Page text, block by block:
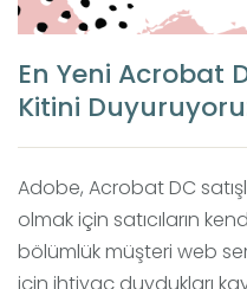
En Yeni Acrobat
Kitini
Adobe, Acrobat DC
olmak için satıcıların
bölümlük müşteri web